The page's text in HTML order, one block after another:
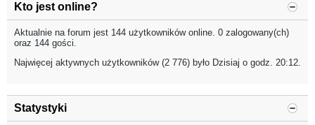
Kto jest online?
Aktualnie na forum jest 144 użytkowników online. 0 zalogowany(ch)
oraz 144 gości.
Najwięcej aktywnych użytkowników (2 776) było Dzisiaj o godz. 20:12.
Statystyki